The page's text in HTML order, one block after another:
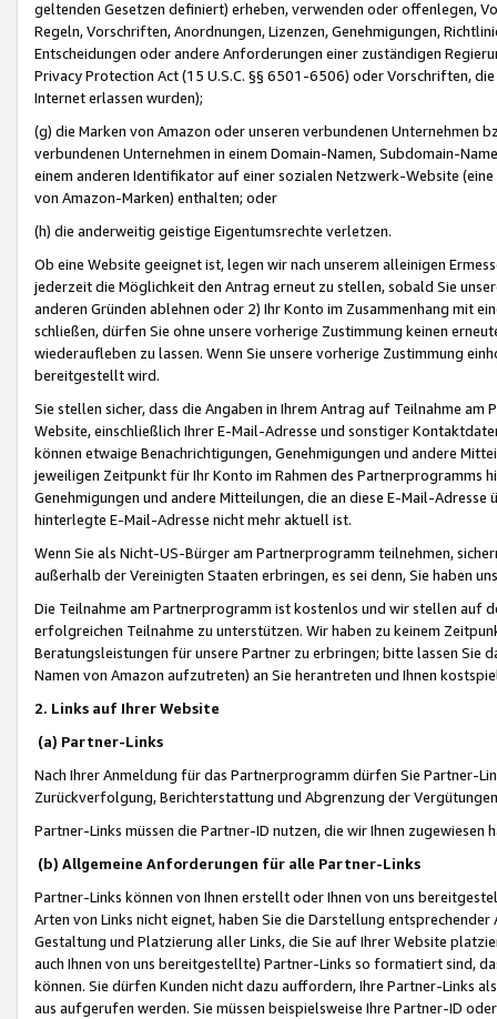
geltenden Gesetzen definiert) erheben, verwenden oder offenlegen,
Regeln, Vorschriften, Anordnungen, Lizenzen, Genehmigungen,
Entscheidungen oder andere Anforderungen einer zuständigen
Privacy Protection Act (15 U.S.C. §§ 6501-6506) oder Vorschriften,
Internet erlassen wurden);
(g) die Marken von Amazon oder unseren verbundenen Unternehmen
verbundenen Unternehmen in einem Domain-Namen, Subdomain-
einem anderen Identifikator auf einer sozialen Netzwerk-Website
von Amazon-Marken) enthalten; oder
(h) die anderweitig geistige Eigentumsrechte verletzen.
Ob eine Website geeignet ist, legen wir nach unserem alleinigen
jederzeit die Möglichkeit den Antrag erneut zu stellen, sobald Sie
anderen Gründen ablehnen oder 2) Ihr Konto im Zusammenhang mit
schließen, dürfen Sie ohne unsere vorherige Zustimmung keinen
wiederaufleben zu lassen. Wenn Sie unsere vorherige Zustimmung
bereitgestellt wird.
Sie stellen sicher, dass die Angaben in Ihrem Antrag auf Teilnahme
Website, einschließlich Ihrer E-Mail-Adresse und sonstiger
können etwaige Benachrichtigungen, Genehmigungen und andere
jeweiligen Zeitpunkt für Ihr Konto im Rahmen des Partnerprogramms
Genehmigungen und andere Mitteilungen, die an diese E-Mail-
hinterlegte E-Mail-Adresse nicht mehr aktuell ist.
Wenn Sie als Nicht-US-Bürger am Partnerprogramm teilnehmen,
außerhalb der Vereinigten Staaten erbringen, es sei denn, Sie haben
Die Teilnahme am Partnerprogramm ist kostenlos und wir stellen auf
erfolgreichen Teilnahme zu unterstützen. Wir haben zu keinem
Beratungsleistungen für unsere Partner zu erbringen; bitte lassen Sie
Namen von Amazon aufzutreten) an Sie herantreten und Ihnen
2. Links auf Ihrer Website
(a) Partner-Links
Nach Ihrer Anmeldung für das Partnerprogramm dürfen Sie Partner-
Zurückverfolgung, Berichterstattung und Abgrenzung der
Partner-Links müssen die Partner-ID nutzen, die wir Ihnen zugewiesen
(b) Allgemeine Anforderungen für alle Partner-Links
Partner-Links können von Ihnen erstellt oder Ihnen von uns
Arten von Links nicht eignet, haben Sie die Darstellung
Gestaltung und Platzierung aller Links, die Sie auf Ihrer Website
auch Ihnen von uns bereitgestellte) Partner-Links so formatiert sind,
können. Sie dürfen Kunden nicht dazu auffordern, Ihre Partner-Links
aus aufgerufen werden. Sie müssen beispielsweise Ihre Partner-ID